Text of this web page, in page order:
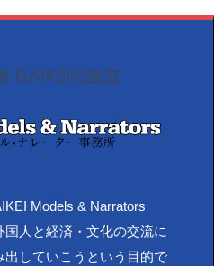
GAIKEIの設立
Models & Narrators
国人と経済・文化の交流に
出していこうという目的で